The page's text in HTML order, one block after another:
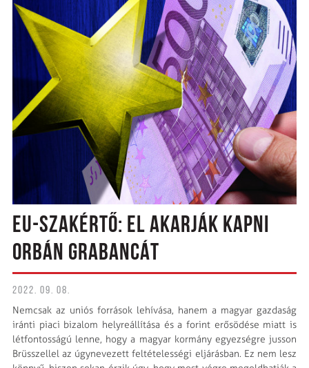
EU-SZAKÉRTŐ: EL AKARJÁK KAPNI
ORBÁN GRABANCÁT
2022. 09. 08.
Nemcsak az uniós források lehívása, hanem a magyar gazdaság
iránti piaci bizalom helyreállítása és a forint erősödése miatt is
létfontosságú lenne, hogy a magyar kormány egyezségre jusson
Brüsszellel az úgynevezett feltételességi eljárásban. Ez nem lesz